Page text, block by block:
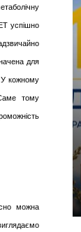
успішно
для
У кожному
тому
можна